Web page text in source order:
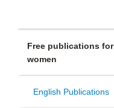
Free publications for
women
English Publications